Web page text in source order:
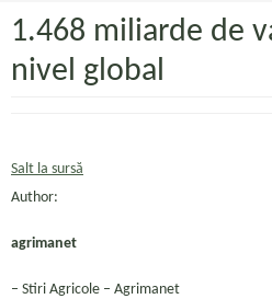
1.468 miliarde de
nivel global
Salt la sursă
Author:
agrimanet
– Stiri Agricole – Agrimanet